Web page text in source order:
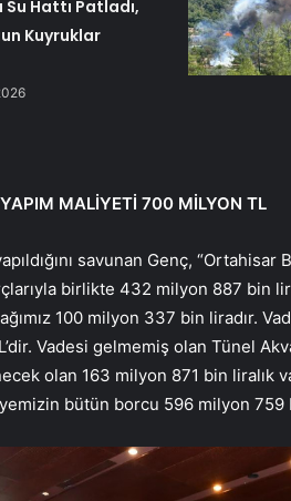
Su Hattı Patladı,
Kuyruklar
MALİYETİ 700 MİLYON TL
savunan Genç,
birlikte 432 milyon 887 bin
100 milyon 337 bin liradır.
Vadesi gelmemiş olan Tünel
olan 163 milyon 871 bin liralık
bütün borcu 596 milyon 759